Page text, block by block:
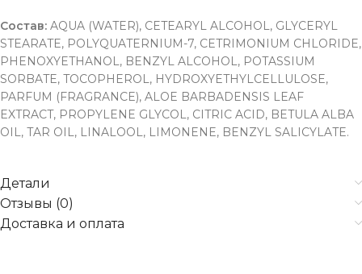
Состав: AQUA (WATER), CETEARYL ALCOHOL, GLYCERYL
STEARATE, POLYQUATERNIUM-7, CETRIMONIUM CHLORIDE,
PHENOXYETHANOL, BENZYL ALCOHOL, POTASSIUM
SORBATE, TOCOPHEROL, HYDROXYETHYLCELLULOSE,
PARFUM (FRAGRANCE), ALOE BARBADENSIS LEAF
EXTRACT, PROPYLENE GLYCOL, CITRIC ACID, BETULA ALBA
OIL, TAR OIL, LINALOOL, LIMONENE, BENZYL SALICYLATE.
Детали
Отзывы (0)
Доставка и оплата